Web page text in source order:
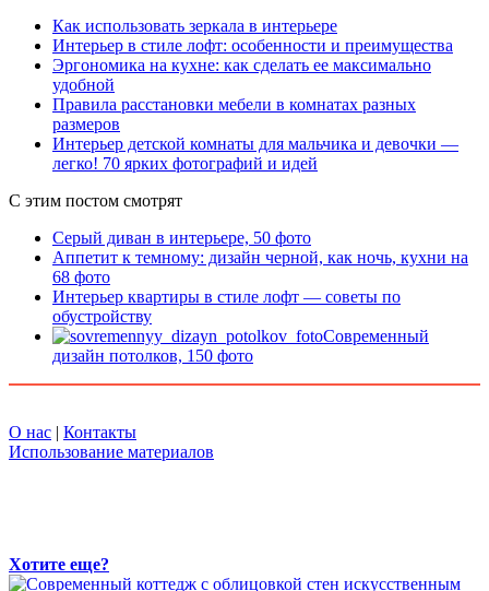
Как использовать зеркала в интерьере
Интерьер в стиле лофт: особенности и преимущества
Эргономика на кухне: как сделать ее максимально
удобной
Правила расстановки мебели в комнатах разных
размеров
Интерьер детской комнаты для мальчика и девочки —
легко! 70 ярких фотографий и идей
С этим постом смотрят
Серый диван в интерьере, 50 фото
Аппетит к темному: дизайн черной, как ночь, кухни на
68 фото
Интерьер квартиры в стиле лофт — советы по
обустройству
Современный
дизайн потолков, 150 фото
О нас | Контакты
Использование материалов
Хотите еще?